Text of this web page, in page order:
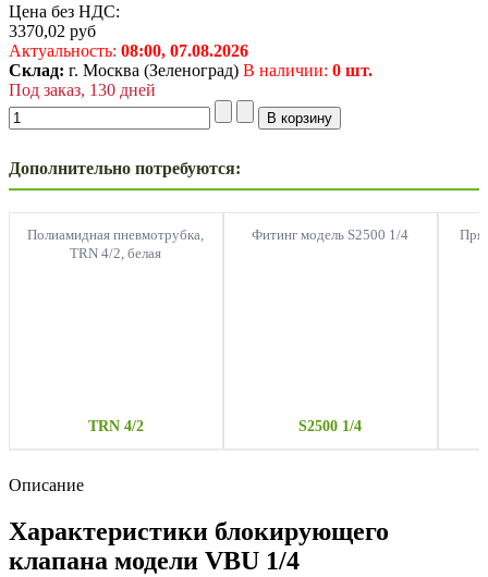
Цена без НДС:
3370,02 руб
Актуальность: 08:00, 07.08.2026
Склад: г. Москва (Зеленоград) В наличии: 0 шт.
Под заказ, 130 дней
Дополнительно потребуются:
Полиамидная пневмотрубка,
TRN 4/2, белая
TRN 4/2
Фитинг модель S2500 1/4
S2500 1/4
Описание
Характеристики блокирующего
клапана модели VBU 1/4